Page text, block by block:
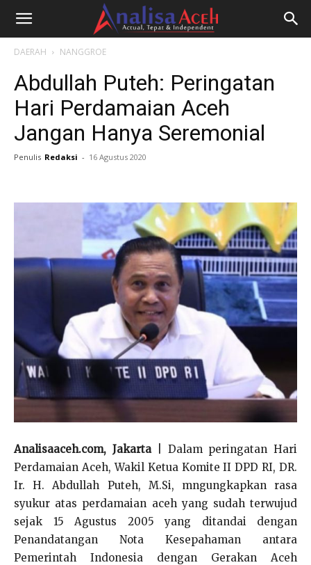
DAERAH NANGGROE
Abdullah Puteh: Peringatan
Hari Perdamaian Aceh
Jangan Hanya Seremonial
Penulis Redaksi - 16 Agustus 2020
Analisaaceh.com, Jakarta| Dalam peringatan Hari
Perdamaian Aceh, Wakil Ketua Komite II DPD RI, DR.
Ir. H. Abdullah Puteh, M.Si, mngungkapkan rasa
syukur atas perdamaian aceh yang sudah terwujud
sejak 15 Agustus 2005 yang ditandai dengan
Penandatangan Nota Kesepahaman antara
Pemerintah Indonesia dengan Gerakan Aceh